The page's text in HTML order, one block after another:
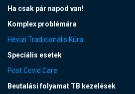
Ha csak pár napod van!
Komplex problémára
Hévízi Tradicionális Kúra
Speciális esetek
Post Covid Care
Beutalási folyamat TB kezelések